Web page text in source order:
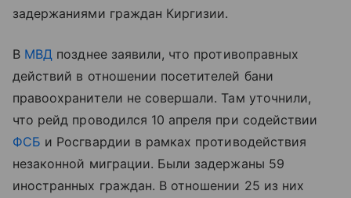
задержаниями граждан Киргизии.
В МВД позднее заявили, что противоправных
действий в отношении посетителей бани
правоохранители не совершали. Там уточнили,
что рейд проводился 10 апреля при содействии
ФСБ и Росгвардии в рамках противодействия
незаконной миграции. Были задержаны 59
иностранных граждан. В отношении 25 из них